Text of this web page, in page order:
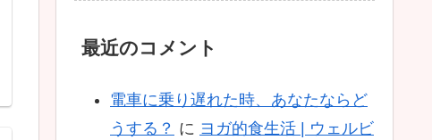
最近のコメント
電車に乗り遅れた時、あなたならど
うする？ に ヨガ的食生活 | ウェルビ